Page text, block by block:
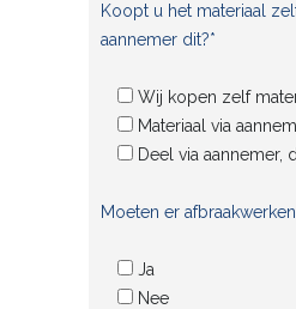
Koopt u het materiaal
aannemer dit?*
Wij kopen zelf
Materiaal via
Deel via aannemer,
Moeten er
Ja
Nee